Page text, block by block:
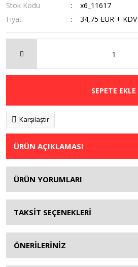
Stok Kodu
x6_11617
Fiyat
34,75 EUR + KDV
SEPETE EKLE
Karşılaştır
ÜRÜN AÇIKLAMASI
ÜRÜN YORUMLARI
TAKSİT SEÇENEKLERİ
ÖNERİLERİNİZ